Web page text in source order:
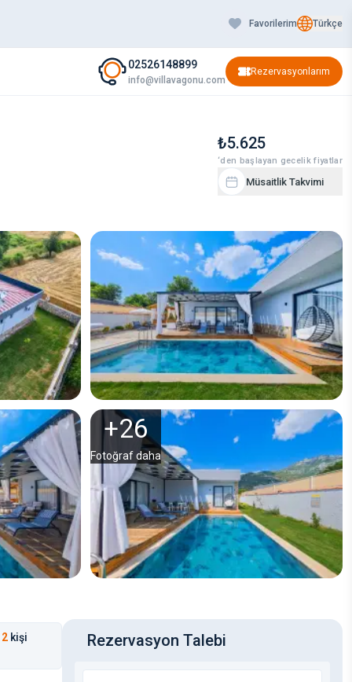
Favorilerim Türkçe
02526148899
info@villavagonu.com
Rezervasyonlarım
₺5.625
‘den başlayan gecelik fiyatlar
Müsaitlik Takvimi
+26
Fotoğraf daha
2 kişi Rezervasyon Talebi